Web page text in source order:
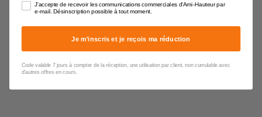
téléphone, e-mail et chat.
Contacter un conseiller
J'accepte de recevoir les communications commerciales d'Ami-Hauteur par
e-mail. Désinscription possible à tout moment.
Je m'inscris et je reçois ma réduction
Code valable 7 jours à compter de la réception, une utilisation par client, non cumulable avec
d'autres offres en cours.